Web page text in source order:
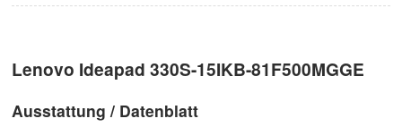
Lenovo Ideapad 330S-15IKB-81F500MGGE
Ausstattung / Datenblatt